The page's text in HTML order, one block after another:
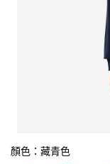
顏色：藏青色